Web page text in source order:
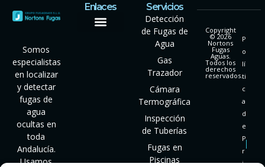
Somos
especialistas
en localizar
y detectar
fugas de
agua
ocultas en
toda
Andalucía.
Usamos
Enlaces
Servicios
Detección
de Fugas de
Agua
Gas
Trazador
Cámara
Termográfica
Inspección
de Tuberías
Fugas en
Piscinas
Copyright
© 2026
Nortons
Fugas
Aguas.
Todos los
derechos
reservados.
P
o
lí
ti
c
a
d
e
P
r
i